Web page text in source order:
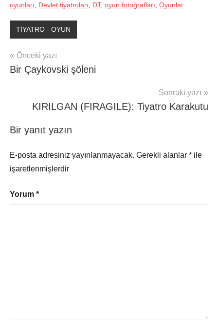
oyunları
Devlet tiyatroları DT, oyun fotoğrafları Oyunlar
TİYATRO - OYUN
Yazı
gezinmesi
Önceki yazı
Bir Çaykovski şöleni
Sonraki yazı
KIRILGAN (FIRAGILE): Tiyatro Karakutu
Bir yanıt yazın
E-posta adresiniz yayınlanmayacak. Gerekli alanlar * ile
işaretlenmişlerdir
Yorum *